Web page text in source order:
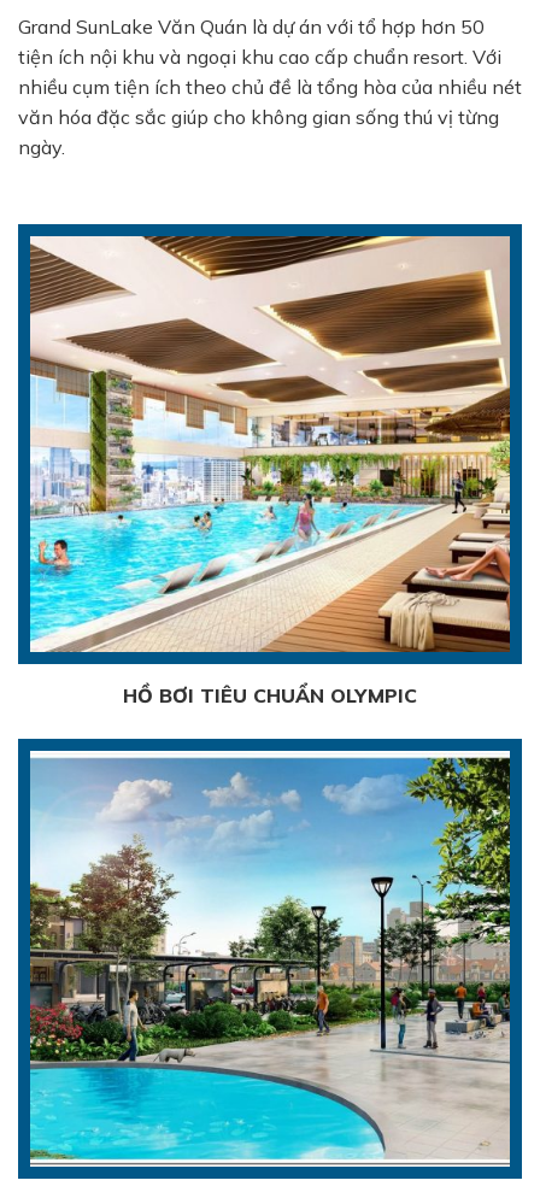
Grand SunLake Văn Quán là dự án với tổ hợp hơn 50
tiện ích nội khu và ngoại khu cao cấp chuẩn resort. Với
nhiều cụm tiện ích theo chủ đề là tổng hòa của nhiều nét
văn hóa đặc sắc giúp cho không gian sống thú vị từng
ngày.
HỒ BƠI TIÊU CHUẨN OLYMPIC